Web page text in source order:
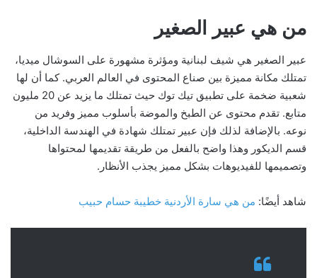
من هي عبير الصغير
عبير الصغير هي شيف لبنانية ومؤثرة مشهورة على السوشال ميديا،
تمتلك مكانة مميزة بين صناع المحتوى في العالم العربي. كما أن لها
شعبية ضخمة على تطبيق تيك توك حيث تمتلك ما يزيد عن 20 مليون
متابع. تقدم محتوى عن الطبخ والموضة بأسلوب مميز وفريد من
نوعه. بالإضافة لذلك فإن عبير تمتلك شهادة في الهندسة الداخلية،
قسم الديكور وهذا واضح بالفعل من طريقة تقديمها لمحتواها
وتصميمها للفيديوهات بشكل مميز يجذب الأنظار.
شاهد أيضًا: من هي سارة الأردنية خطيبة حسام حبيب